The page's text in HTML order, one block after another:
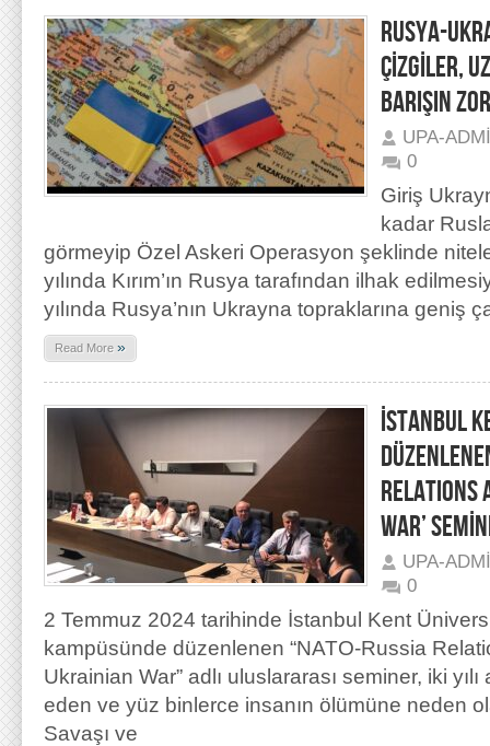
RUSYA-
ÇİZGİLER,
BARIŞIN
UPA-
0
Giriş
kadar
görmeyip Özel Askeri Operasyon şeklinde
yılında Kırım’ın Rusya tarafından ilhak
yılında Rusya’nın Ukrayna topraklarına geniş
Read More »
İSTANBUL
RELATIONS
WAR’
UPA-
0
2 Temmuz 2024 tarihinde İstanbul Kent
kampüsünde düzenlenen “NATO-Russia
Ukrainian War” adlı uluslararası seminer, iki
eden ve yüz binlerce insanın ölümüne neden
Savaşı ve